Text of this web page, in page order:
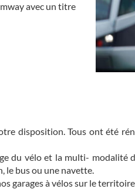
avec un titre
disposition. Tous ont été
du vélo et la multi-
le bus ou une navette.
garages à vélos sur le